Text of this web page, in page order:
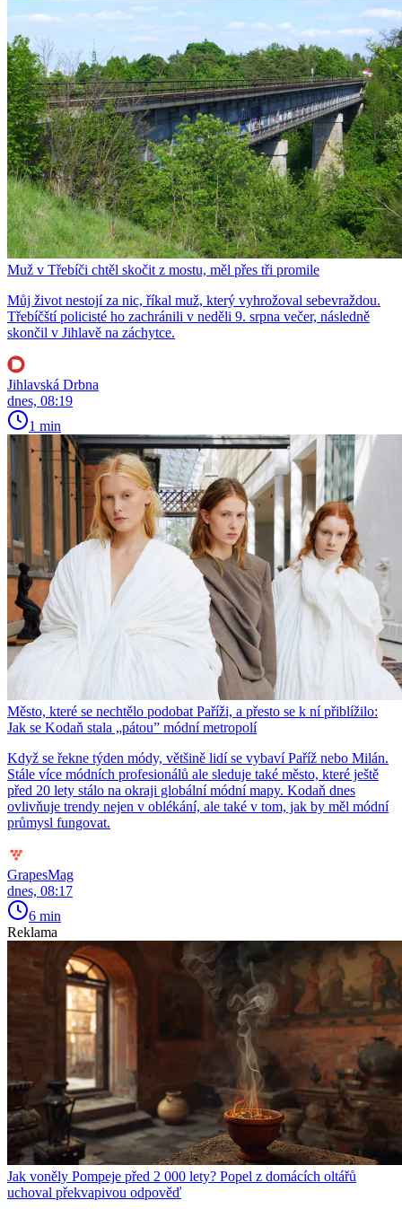
Muž v Třebíči chtěl skočit z mostu, měl přes tři promile
Můj život nestojí za nic, říkal muž, který vyhrožoval sebevraždou.
Třebíčští policisté ho zachránili v neděli 9. srpna večer, následně
skončil v Jihlavě na záchytce.
Jihlavská Drbna
dnes, 08:19
1 min
Město, které se nechtělo podobat Paříži, a přesto se k ní přiblížilo:
Jak se Kodaň stala „pátou” módní metropolí
Když se řekne týden módy, většině lidí se vybaví Paříž nebo Milán.
Stále více módních profesionálů ale sleduje také město, které ještě
před 20 lety stálo na okraji globální módní mapy. Kodaň dnes
ovlivňuje trendy nejen v oblékání, ale také v tom, jak by měl módní
průmysl fungovat.
GrapesMag
dnes, 08:17
6 min
Reklama
Jak voněly Pompeje před 2 000 lety? Popel z domácích oltářů
uchoval překvapivou odpověď